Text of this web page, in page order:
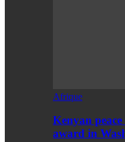
Afrique
Kenyan
award in